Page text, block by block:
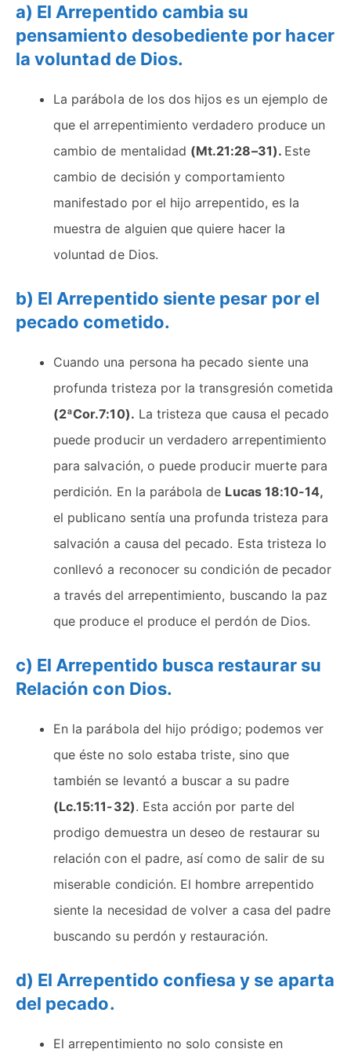
a) El Arrepentido cambia su
pensamiento desobediente por hacer
la voluntad de Dios.
La parábola de los dos hijos es un ejemplo de
que el arrepentimiento verdadero produce un
cambio de mentalidad (Mt.21:28–31). Este
cambio de decisión y comportamiento
manifestado por el hijo arrepentido, es la
muestra de alguien que quiere hacer la
voluntad de Dios.
b) El Arrepentido siente pesar por el
pecado cometido.
Cuando una persona ha pecado siente una
profunda tristeza por la transgresión cometida
(2ªCor.7:10). La tristeza que causa el pecado
puede producir un verdadero arrepentimiento
para salvación, o puede producir muerte para
perdición. En la parábola de Lucas 18:10-14,
el publicano sentía una profunda tristeza para
salvación a causa del pecado. Esta tristeza lo
conllevó a reconocer su condición de pecador
a través del arrepentimiento, buscando la paz
que produce el produce el perdón de Dios.
c) El Arrepentido busca restaurar su
Relación con Dios.
En la parábola del hijo pródigo; podemos ver
que éste no solo estaba triste, sino que
también se levantó a buscar a su padre
(Lc.15:11-32). Esta acción por parte del
prodigo demuestra un deseo de restaurar su
relación con el padre, así como de salir de su
miserable condición. El hombre arrepentido
siente la necesidad de volver a casa del padre
buscando su perdón y restauración.
d) El Arrepentido confiesa y se aparta
del pecado.
El arrepentimiento no solo consiste en